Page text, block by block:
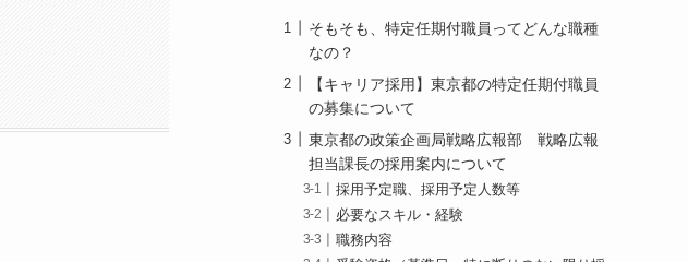
そもそも、特定任期付職員ってどんな職種
なの？
【キャリア採用】東京都の特定任期付職員
の募集について
東京都の政策企画局戦略広報部 戦略広報
担当課長の採用案内について
採用予定職、採用予定人数等
必要なスキル・経験
職務内容